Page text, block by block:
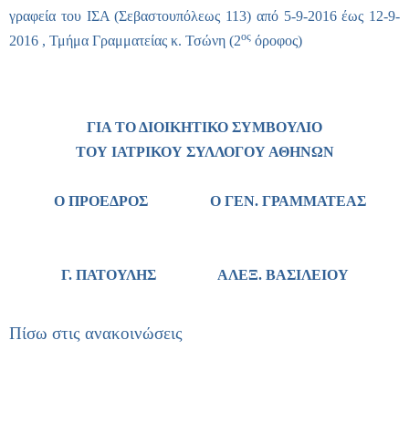
γραφεία του ΙΣΑ (Σεβαστουπόλεως 113) από 5-9-2016 έως 12-9-
2016 , Τμήμα Γραμματείας κ. Τσώνη (2ος όροφος)
ΓΙΑ ΤΟ ΔΙΟΙΚΗΤΙΚΟ ΣΥΜΒΟΥΛΙΟ
ΤΟΥ ΙΑΤΡΙΚΟΥ ΣΥΛΛΟΓΟΥ ΑΘΗΝΩΝ
Ο ΠΡΟΕΔΡΟΣ Ο ΓΕΝ. ΓΡΑΜΜΑΤΕΑΣ
Γ. ΠΑΤΟΥΛΗΣ ΑΛΕΞ. ΒΑΣΙΛΕΙΟΥ
Πίσω στις ανακοινώσεις